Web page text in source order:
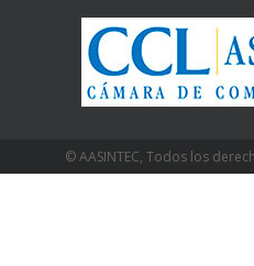
© AASINTEC, Todos los